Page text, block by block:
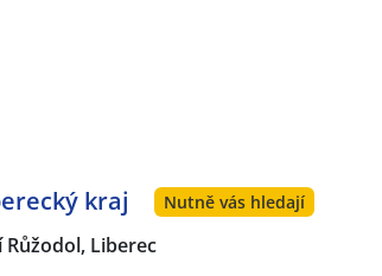
kraj Nutně vás hledají
Liberec